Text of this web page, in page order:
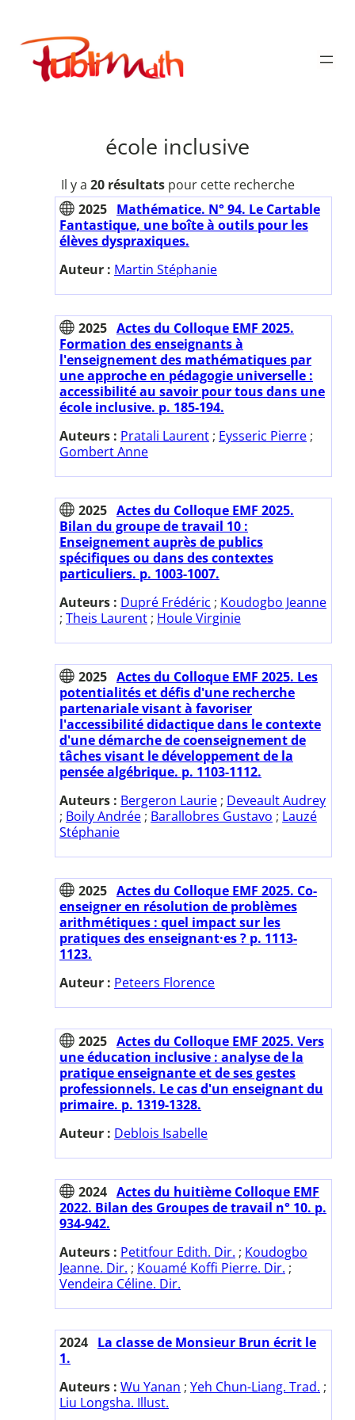
contenu
Publimath
école inclusive
Il y a 20 résultatspour cette recherche
2025 Mathématice. N° 94. Le Cartable
Fantastique, une boîte à outils pour les
élèves dyspraxiques.
Auteur : Martin Stéphanie
2025 Actes du Colloque EMF 2025.
Formation des enseignants à
l'enseignement des mathématiques par
une approche en pédagogie universelle :
accessibilité au savoir pour tous dans une
école inclusive. p. 185-194.
Auteurs : Pratali Laurent ; Eysseric Pierre ;
Gombert Anne
2025 Actes du Colloque EMF 2025.
Bilan du groupe de travail 10 :
Enseignement auprès de publics
spécifiques ou dans des contextes
particuliers. p. 1003-1007.
Auteurs : Dupré Frédéric ; Koudogbo Jeanne
; Theis Laurent ; Houle Virginie
2025 Actes du Colloque EMF 2025. Les
potentialités et défis d'une recherche
partenariale visant à favoriser
l'accessibilité didactique dans le contexte
d'une démarche de coenseignement de
tâches visant le développement de la
pensée algébrique. p. 1103-1112.
Auteurs : Bergeron Laurie ; Deveault Audrey
; Boily Andrée ; Barallobres Gustavo ; Lauzé
Stéphanie
2025 Actes du Colloque EMF 2025. Co-
enseigner en résolution de problèmes
arithmétiques : quel impact sur les
pratiques des enseignant·es ? p. 1113-
1123.
Auteur : Peteers Florence
2025 Actes du Colloque EMF 2025. Vers
une éducation inclusive : analyse de la
pratique enseignante et de ses gestes
professionnels. Le cas d'un enseignant du
primaire. p. 1319-1328.
Auteur : Deblois Isabelle
2024 Actes du huitième Colloque EMF
2022. Bilan des Groupes de travail n° 10. p.
934-942.
Auteurs : Petitfour Edith. Dir. ; Koudogbo
Jeanne. Dir. ; Kouamé Koffi Pierre. Dir. ;
Vendeira Céline. Dir.
2024 La classe de Monsieur Brun écrit le
1.
Auteurs : Wu Yanan ; Yeh Chun-Liang. Trad. ;
Liu Longsha. Illust.